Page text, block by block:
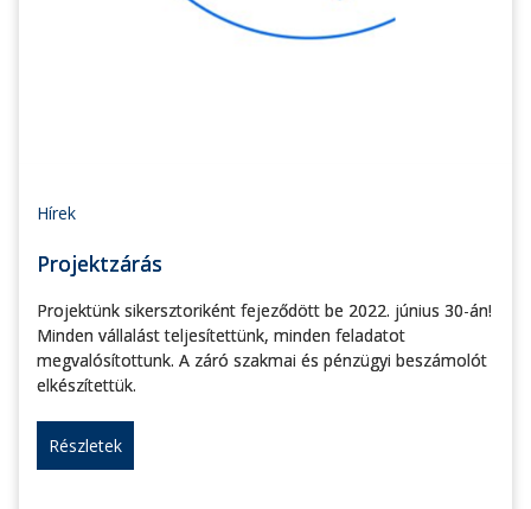
Hírek
Projektzárás
Projektünk sikersztoriként fejeződött be 2022. június 30-án!
Minden vállalást teljesítettünk, minden feladatot
megvalósítottunk. A záró szakmai és pénzügyi beszámolót
elkészítettük.
Részletek